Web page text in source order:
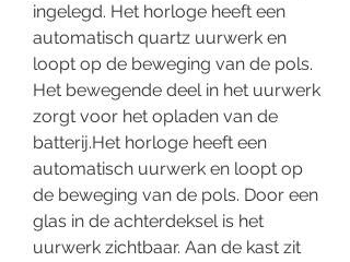
ingelegd. Het horloge heeft een
automatisch quartz uurwerk en
loopt op de beweging van de pols.
Het bewegende deel in het uurwerk
zorgt voor het opladen van de
batterij.Het horloge heeft een
automatisch uurwerk en loopt op
de beweging van de pols. Door een
glas in de achterdeksel is het
uurwerk zichtbaar. Aan de kast zit